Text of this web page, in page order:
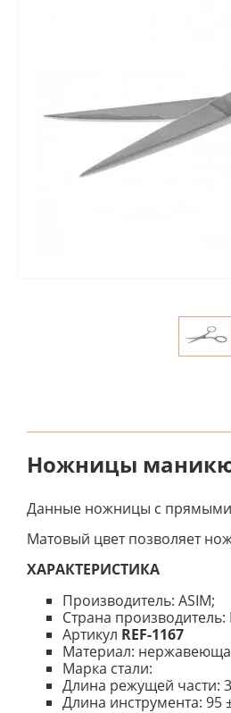
Ножницы
Данные ножницы с прямыми
Матовый цвет позволяет
ХАРАКТЕРИСТИКА
Производитель: ASIM;
Страна производитель:
Артикул REF-1167
Материал:
Марка стали:
Длина режущей части:
Длина инструмента: 95